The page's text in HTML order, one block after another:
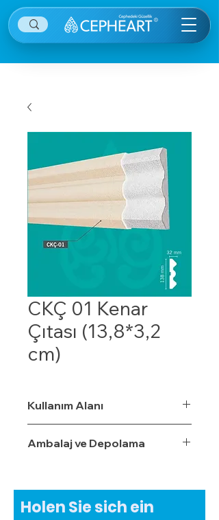
CKÇ 01 Kenar
Çıtası (13,8*3,2
cm)
Kullanım Alanı
Ambalaj ve Depolama
Holen Sie sich ein